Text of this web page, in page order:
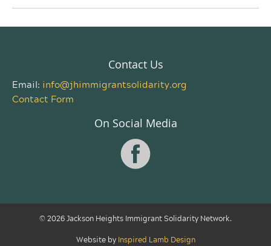
Contact Us
Email: info@jhimmigrantsolidarity.org
Contact Form
On Social Media
© 2026 Jackson Heights Immigrant Solidarity Network.
Website by Inspired Lamb Design